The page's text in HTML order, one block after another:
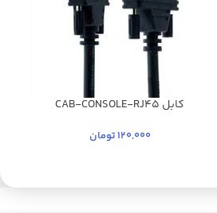
کابل CAB-CONSOLE-RJ45
120,000تومان